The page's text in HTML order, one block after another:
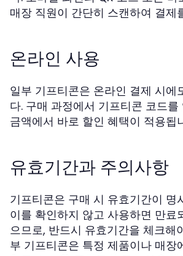
매장 직원이 간단히 스캔하여 결제
온라인 사용
일부 기프티콘은 온라인 결제 시에
다. 구매 과정에서 기프티콘 코드를
금액에서 바로 할인 혜택이 적용됩
유효기간과 주의사항
기프티콘은 구매 시 유효기간이 명
이를 확인하지 않고 사용하면 만료
으므로, 반드시 유효기간을 체크해
부 기프티콘은 특정 제품이나 매장